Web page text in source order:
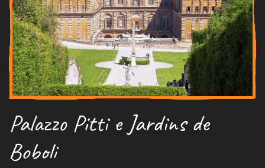
Palazzo Pitti e Jardins de
Boboli